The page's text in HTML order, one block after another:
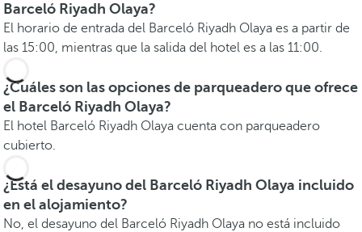
Barceló Riyadh Olaya?
El horario de entrada del Barceló Riyadh Olaya es a partir de
las 15:00, mientras que la salida del hotel es a las 11:00.
¿Cuáles son las opciones de parqueadero que ofrece
el Barceló Riyadh Olaya?
El hotel Barceló Riyadh Olaya cuenta con parqueadero
cubierto.
¿Está el desayuno del Barceló Riyadh Olaya incluido
en el alojamiento?
No, el desayuno del Barceló Riyadh Olaya no está incluido